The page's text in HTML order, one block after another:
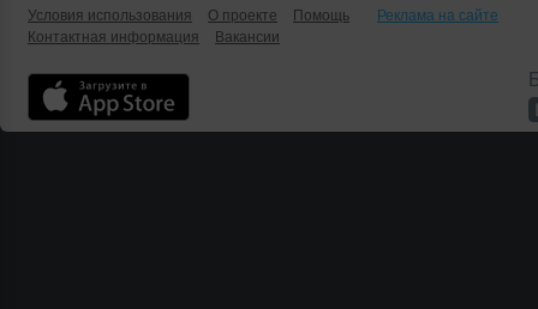
Условия использования
О проекте Помощь
Реклама на сайте
Контактная информация
Вакансии